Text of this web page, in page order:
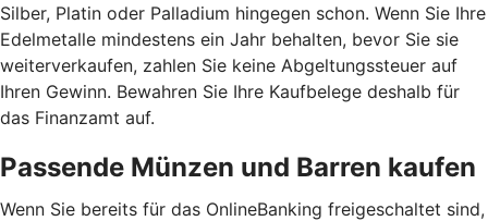
Silber, Platin oder Palladium hingegen schon. Wenn Sie Ihre
Edelmetalle mindestens ein Jahr behalten, bevor Sie sie
weiterverkaufen, zahlen Sie keine Abgeltungssteuer auf
Ihren Gewinn. Bewahren Sie Ihre Kaufbelege deshalb für
das Finanzamt auf.
Passende Münzen und Barren kaufen
Wenn Sie bereits für das OnlineBanking freigeschaltet sind,